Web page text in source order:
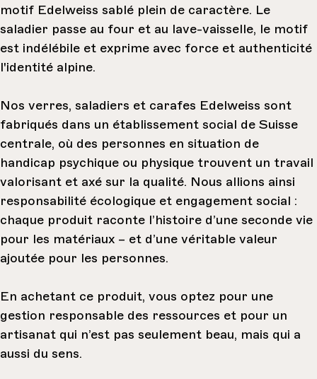
motif Edelweiss sablé plein de caractère. Le
saladier passe au four et au lave-vaisselle, le motif
est indélébile et exprime avec force et authenticité
l'identité alpine.
Nos verres, saladiers et carafes Edelweiss sont
fabriqués dans un établissement social de Suisse
centrale, où des personnes en situation de
handicap psychique ou physique trouvent un travail
valorisant et axé sur la qualité. Nous allions ainsi
responsabilité écologique et engagement social :
chaque produit raconte l’histoire d’une seconde vie
pour les matériaux – et d’une véritable valeur
ajoutée pour les personnes.
En achetant ce produit, vous optez pour une
gestion responsable des ressources et pour un
artisanat qui n’est pas seulement beau, mais qui a
aussi du sens.